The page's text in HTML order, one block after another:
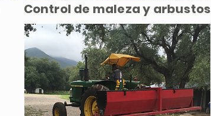
Control de maleza y arbustos